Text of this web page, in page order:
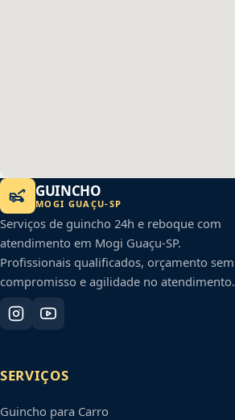
GUINCHO
MOGI GUAÇU-SP
Serviços de guincho 24h e reboque com
atendimento em Mogi Guaçu-SP.
Profissionais qualificados, orçamento sem
compromisso e agilidade no atendimento.
SERVIÇOS
Guincho para Carro